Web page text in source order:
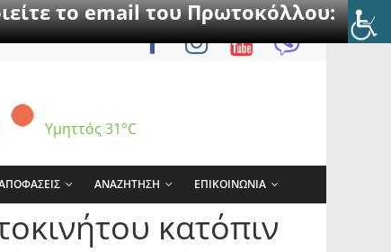
το email του Πρωτοκόλλου:
Υμηττός 31°C
ΑΝΑΖΗΤΗΣΗ ΕΠΙΚΟΙΝΩΝΙΑ
κατόπιν